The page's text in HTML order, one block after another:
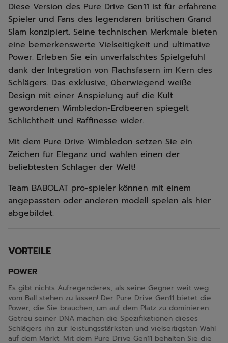
Diese Version des Pure Drive Gen11 ist für erfahrene
Spieler und Fans des legendären britischen Grand
Slam konzipiert. Seine technischen Merkmale bieten
eine bemerkenswerte Vielseitigkeit und ultimative
Power. Erleben Sie ein unverfälschtes Spielgefühl
dank der Integration von Flachsfasern im Kern des
Schlägers. Das exklusive, überwiegend weiße
Design mit einer Anspielung auf die Kult
gewordenen Wimbledon-Erdbeeren spiegelt
Schlichtheit und Raffinesse wider.
Mit dem Pure Drive Wimbledon setzen Sie ein
Zeichen für Eleganz und wählen einen der
beliebtesten Schläger der Welt!
Team BABOLAT pro-spieler können mit einem
angepassten oder anderen modell spelen als hier
abgebildet.
VORTEILE
POWER
Es gibt nichts Aufregenderes, als seine Gegner weit weg
vom Ball stehen zu lassen! Der Pure Drive Gen11 bietet die
Power, die Sie brauchen, um auf dem Platz zu dominieren.
Getreu seiner DNA machen die Spezifikationen dieses
Schlägers ihn zur leistungsstärksten und vielseitigsten Wahl
auf dem Markt. Mit dem Pure Drive Gen11 behalten Sie die